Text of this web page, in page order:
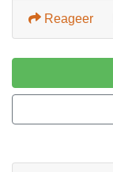
Reageer